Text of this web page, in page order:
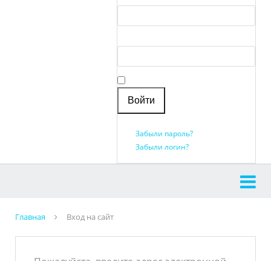
Забыли пароль?
Забыли логин?
Главная Вход на сайт